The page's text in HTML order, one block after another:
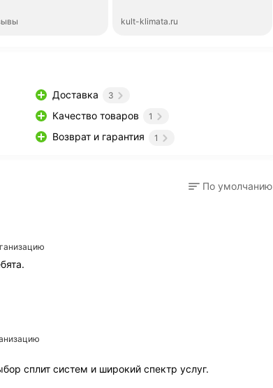
kult-klimata.ru
Доставка 3
Качество товаров 1
Возврат и гарантия 1
По умолчанию
сплит систем и широкий спектр услуг.